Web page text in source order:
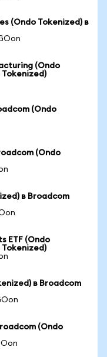
(Ondo Tokenized) в
(Ondo
Tokenized)
(Ondo
(Ondo
в Broadcom
ETF (Ondo
Tokenized)
в Broadcom
(Ondo